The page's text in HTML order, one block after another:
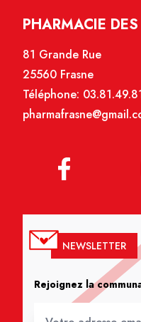
PHARMACIE
81 Grande Rue
25560 Frasne
Téléphone:
NEWSLETTER
Rejoignez la